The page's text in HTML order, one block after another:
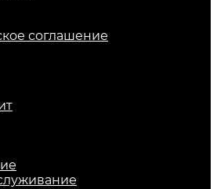
соглашение